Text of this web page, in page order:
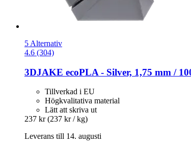
5 Alternativ
4.6 (304)
3DJAKE ecoPLA -​ Silver, 1,75 mm /
Tillverkad i EU
Högkvalitativa material
Lätt att skriva ut
237 kr (237 kr / kg)
Leverans till 14. augusti